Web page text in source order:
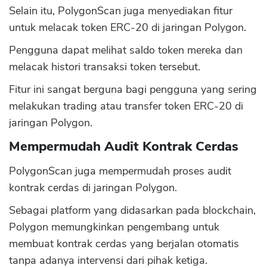
Selain itu, PolygonScan juga menyediakan fitur
untuk melacak token ERC-20 di jaringan Polygon.
Pengguna dapat melihat saldo token mereka dan
melacak histori transaksi token tersebut.
Fitur ini sangat berguna bagi pengguna yang sering
melakukan trading atau transfer token ERC-20 di
jaringan Polygon.
Mempermudah Audit Kontrak Cerdas
PolygonScan juga mempermudah proses audit
kontrak cerdas di jaringan Polygon.
Sebagai platform yang didasarkan pada blockchain,
Polygon memungkinkan pengembang untuk
membuat kontrak cerdas yang berjalan otomatis
tanpa adanya intervensi dari pihak ketiga.